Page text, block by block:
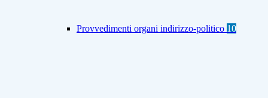
Provvedimenti organi indirizzo-politico 10